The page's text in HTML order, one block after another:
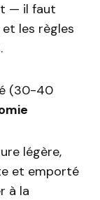
— il faut
les règles
(30-40
légère,
et emporté
à la